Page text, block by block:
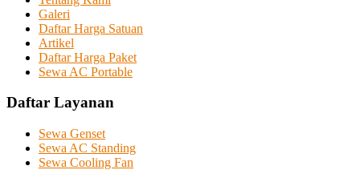
Galeri
Daftar Harga Satuan
Artikel
Daftar Harga Paket
Sewa AC Portable
Daftar Layanan
Sewa Genset
Sewa AC Standing
Sewa Cooling Fan